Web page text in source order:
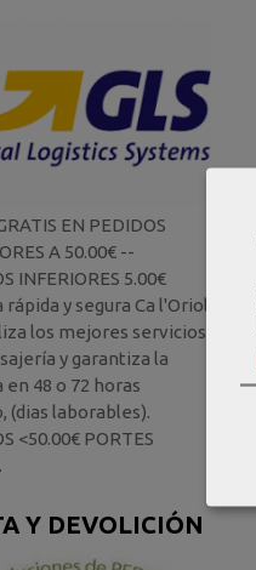
EN PEDIDOS
A 50.00€ --
INFERIORES 5.00€
rápida y segura Ca l'Oriol
los mejores servicios
y garantiza la
48 o 72 horas
(dias laborables).
<50.00€ PORTES
Y DEVOLICIÓN